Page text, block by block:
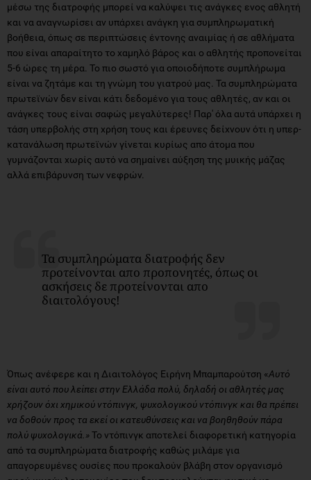
μέσω της διατροφής μπορεί να καλύψει τις ανάγκες ενος αθλητή
και να αναγνωρίσει αν υπάρχει ανάγκη για συμπληρωματική
βοήθεια, όπως σε περιπτώσεις έντονης αναιμίας ή σε αθλήματα
που είναι απαραίτητο το χαμηλό βάρος και ο αθλητής προπονείται
5-6 ώρες τη μέρα. Το πιο σωστό για οποιοδήποτε συμπλήρωμα
είναι να ζητάμε και τη γνώμη του γιατρού μας. Τα συμπληρώματα
πρωτεϊνών δεν είναι κάτι δεδομένο για τους αθλητές, αν και οι
ανάγκες τους είναι σαφώς μεγαλύτερες! Παρ' όλα αυτά υπάρχει η
τάση υπερβολής στη χρήση τους και έρευνες δείχνουν ότι η υπερ-
κατανάλωση πρωτεϊνών γίνεται κυρίως απο άτομα που
γυμνάζονται χωρίς αυτό να σημαίνει αύξηση της μυικής μάζας
αλλά επιβάρυνση των νεφρών.
Τα συμπληρώματα διατροφής δεν
προτείνονται απο προπονητές, όπως οι
ασκήσεις δε προτείνονται απο
διαιτολόγους!
Όπως ανέφερε και η Διαιτολόγος Ειρήνη Μπαμπαρούτση «Αυτό
είναι αυτό που λείπει στην Ελλάδα πολύ, δηλαδή οι αθλητές μας
χρήζουν όχι χημικού ντόπινγκ, ψυχολογικού ντόπινγκ και θα πρέπει
να δοθούν προς τα εκεί οι κατευθύνσεις και να βοηθηθούν πάρα
πολύ ψυχολογικά.»Το ντόπινγκ αποτελεί διαφορετική κατηγορία
από τα συμπληρώματα διατροφής καθώς μιλάμε για
απαγορευμένες ουσίες που προκαλούν βλάβη στον οργανισμό